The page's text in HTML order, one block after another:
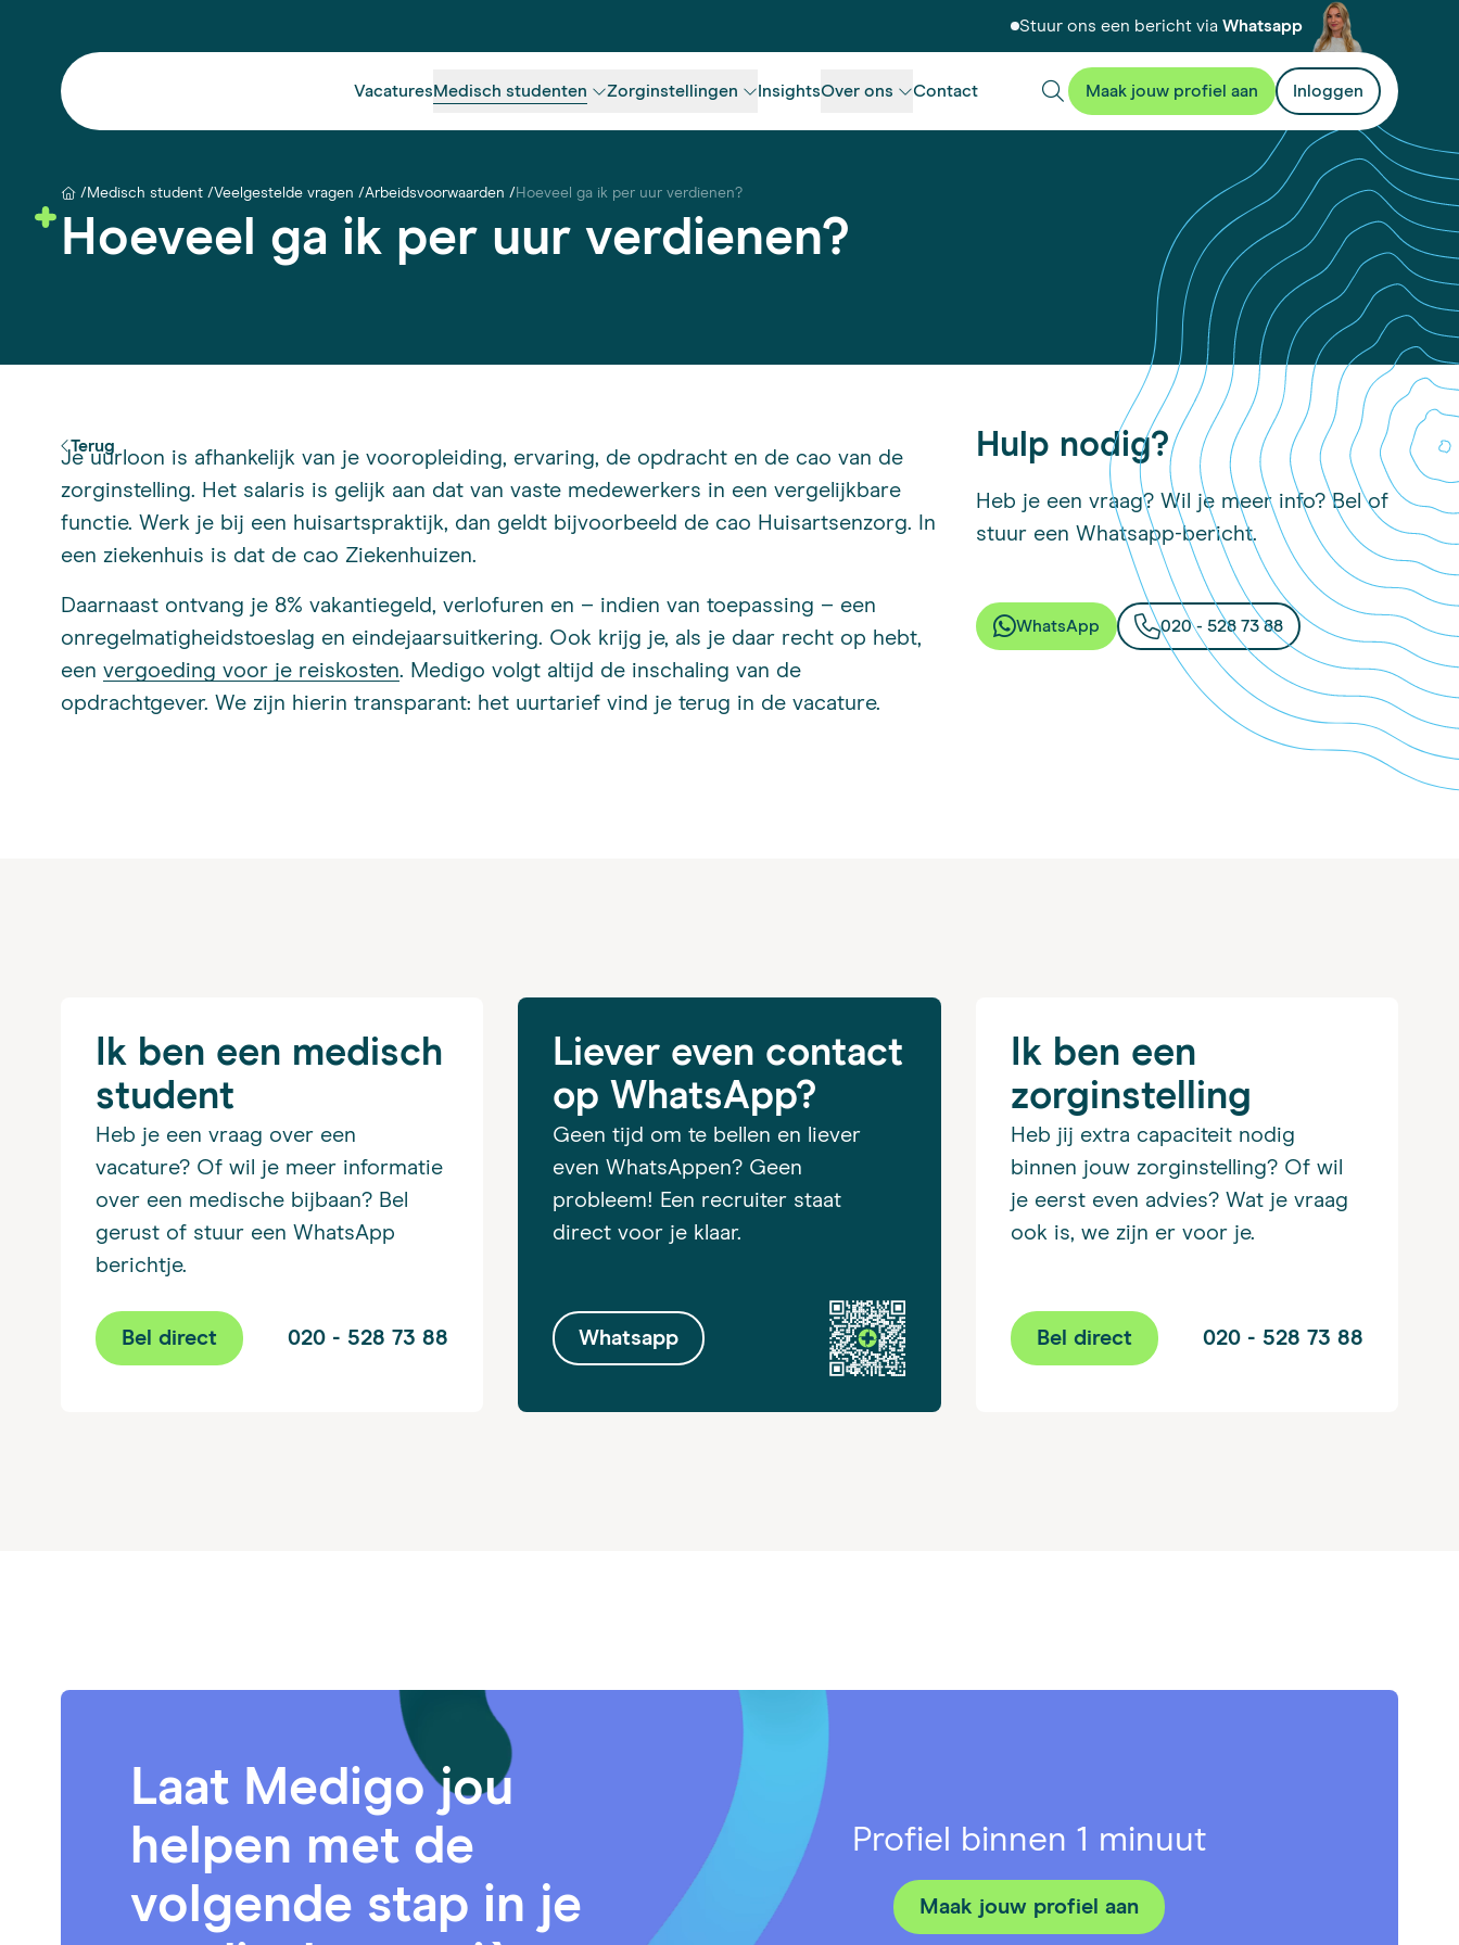
Stuur ons een bericht via Whatsapp
VacaturesMedisch studenten Zorginstellingen InsightsOver ons Contact Maak jouw profiel aan Inloggen
Medisch student Veelgestelde vragen Arbeidsvoorwaarden Hoeveel ga ik per uur verdienen?
Hoeveel ga ik per uur verdienen?
Terug
Je uurloon is afhankelijk van je vooropleiding, ervaring, de opdracht en de cao van de
zorginstelling. Het salaris is gelijk aan dat van vaste medewerkers in een vergelijkbare
functie. Werk je bij een huisartspraktijk, dan geldt bijvoorbeeld de cao Huisartsenzorg. In
een ziekenhuis is dat de cao Ziekenhuizen.
Daarnaast ontvang je 8% vakantiegeld, verlofuren en – indien van toepassing – een
onregelmatigheidstoeslag en eindejaarsuitkering. Ook krijg je, als je daar recht op hebt,
een vergoeding voor je reiskosten. Medigo volgt altijd de inschaling van de
opdrachtgever. We zijn hierin transparant: het uurtarief vind je terug in de vacature.
Hulp nodig?
Heb je een vraag? Wil je meer info? Bel of
stuur een Whatsapp-bericht.
WhatsApp 020 - 528 73 88
Ik ben een medisch
student
Heb je een vraag over een
vacature? Of wil je meer informatie
over een medische bijbaan? Bel
gerust of stuur een WhatsApp
berichtje.
Bel direct 020 - 528 73 88
Liever even contact
op WhatsApp?
Geen tijd om te bellen en liever
even WhatsAppen? Geen
probleem! Een recruiter staat
direct voor je klaar.
Whatsapp
Ik ben een
zorginstelling
Heb jij extra capaciteit nodig
binnen jouw zorginstelling? Of wil
je eerst even advies? Wat je vraag
ook is, we zijn er voor je.
Bel direct 020 - 528 73 88
Laat Medigo jou
helpen met de
volgende stap in je
Profiel binnen 1 minuut
Maak jouw profiel aan